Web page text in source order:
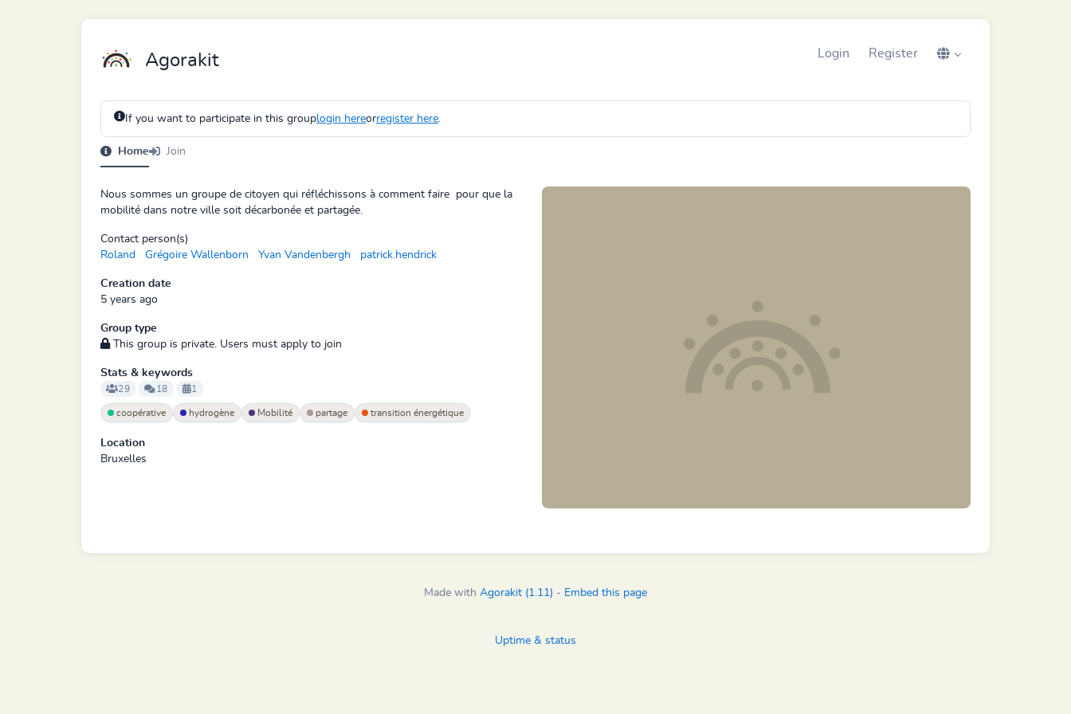
Agorakit Login Register
If you want to participate in this grouplogin hereorregister here.
Home Join
Nous sommes un groupe de citoyen qui réfléchissons à comment faire pour que la
mobilité dans notre ville soit décarbonée et partagée.
Contact person(s)
Roland
Grégoire Wallenborn Yvan Vandenbergh patrick.hendrick
Creation date
5 years ago
Group type
This group is private. Users must apply to join
Stats & keywords
29 18 1
coopérative hydrogène Mobilité partage transition énergétique
Location
Bruxelles
Made with Agorakit (1.11) - Embed this page
Uptime & status